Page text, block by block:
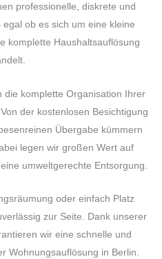
professionelle, diskrete und
ob es sich um eine kleine
komplette Haushaltsauflösung
die komplette Organisation Ihrer
der kostenlosen Besichtigung
Übergabe kümmern
legen wir großen Wert auf
umweltgerechte Entsorgung.
oder einfach Platz
zur Seite. Dank unserer
wir eine schnelle und
Wohnungsauflösung in Berlin.